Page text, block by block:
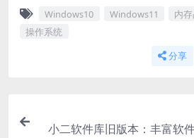
Windows10 Windows11 内
操作系统
分享
小二软件库旧版本：丰富软